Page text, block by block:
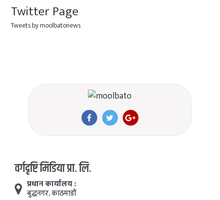
Twitter Page
Tweets by moolbatonews
वर्गदृष्टि मिडिया प्रा. लि.
प्रधान कार्यालय :
बुद्धनगर, काठमाडाैं